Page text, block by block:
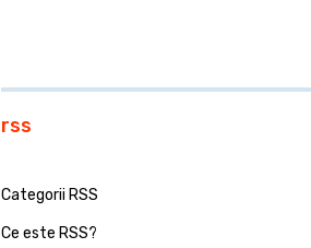
rss
Categorii RSS
Ce este RSS?